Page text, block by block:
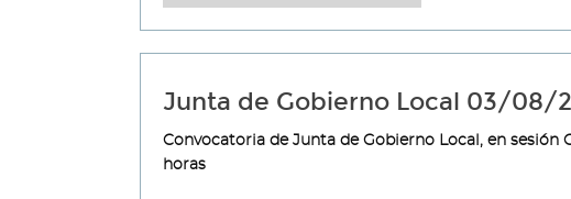
Junta de Gobierno Local 03/08/
Convocatoria de Junta de Gobierno Local, en sesión
horas